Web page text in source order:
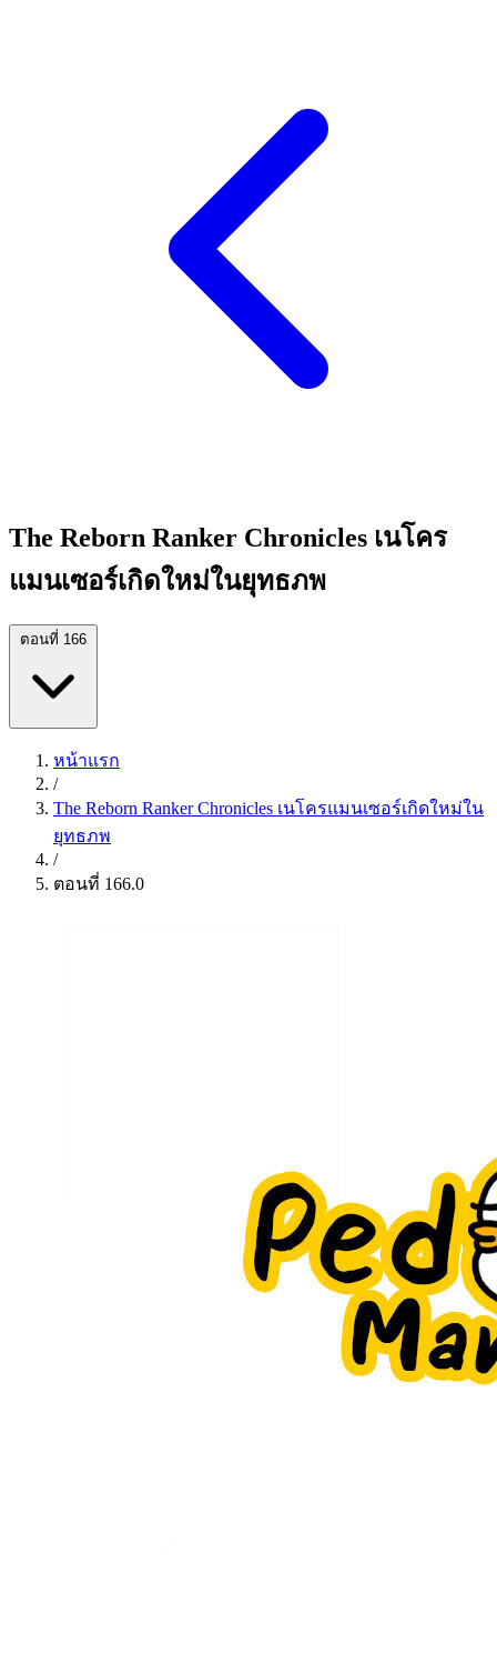
The Reborn Ranker Chronicles เนโคร
แมนเซอร์เกิดใหม่ในยุทธภพ
ตอนที่ 166
หน้าแรก
/
The Reborn Ranker Chronicles เนโครแมนเซอร์เกิดใหม่ใน
ยุทธภพ
/
ตอนที่ 166.0